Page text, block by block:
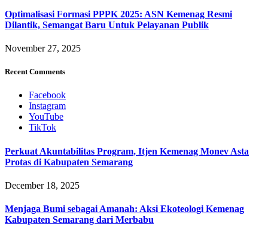
Optimalisasi Formasi PPPK 2025: ASN Kemenag Resmi
Dilantik, Semangat Baru Untuk Pelayanan Publik
November 27, 2025
Recent Comments
Facebook
Instagram
YouTube
TikTok
Perkuat Akuntabilitas Program, Itjen Kemenag Monev Asta
Protas di Kabupaten Semarang
December 18, 2025
Menjaga Bumi sebagai Amanah: Aksi Ekoteologi Kemenag
Kabupaten Semarang dari Merbabu